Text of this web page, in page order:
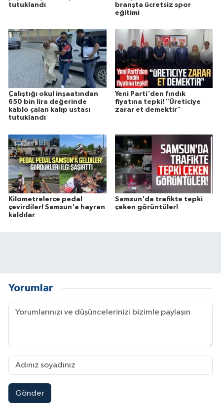
tutuklandı
branşta ücretsiz spor
eğitimi
Çalıştığı okul inşaatından
650 bin lira değerinde
kablo çalan kalıp ustası
tutuklandı
Yeni Parti'den fındık
fiyatına tepki! "Üreticiye
zarar et demektir"
Kilometrelerce pedal
çevirdiler! Samsun'a hayran
kaldılar
Samsun'da trafikte tepki
çeken görüntüler!
Yorumlar
Gönder